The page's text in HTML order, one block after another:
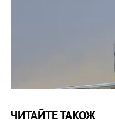
ЧИТАЙТЕ ТАКОЖ